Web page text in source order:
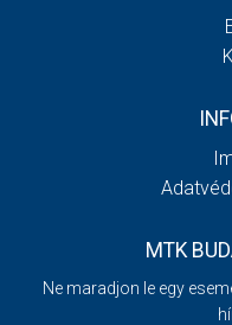
MTK
Ne maradjon le egy